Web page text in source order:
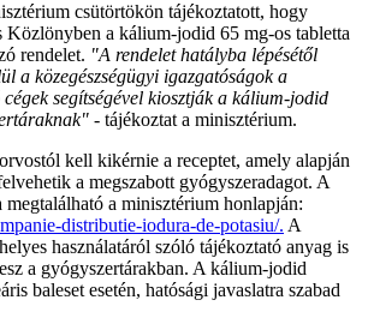
csütörtökön tájékoztatott, hogy
Közlönyben a kálium-jodid 65 mg-os tabletta
rendelet. "A rendelet hatályba lépésétől
a közegészségügyi igazgatóságok a
segítségével kiosztják a kálium-jodid
- tájékoztat a minisztérium.
kell kikérnie a receptet, amely alapján
a megszabott gyógyszeradagot. A
megtalálható a minisztérium honlapján:
distributie-iodura-de-potasiu/. A
használatáról szóló tájékoztató anyag is
a gyógyszertárakban. A kálium-jodid
baleset esetén, hatósági javaslatra szabad